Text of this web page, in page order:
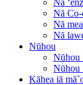
Nā
Nā Co-
Nā
Nā
Nūhou
Nūhou
Nūhou
Kāhea iā